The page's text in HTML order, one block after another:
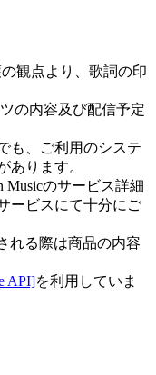
観点より、歌詞の印
の内容及び配信予定
も、ご利用のシステ
あります。
Musicのサービス詳細
ービスにて十分にご
れる際は商品の内容
API]を利用していま